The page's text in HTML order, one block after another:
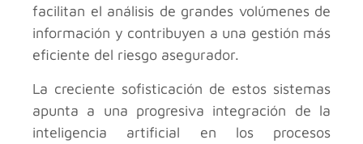
facilitan el análisis de grandes volúmenes de
información y contribuyen a una gestión más
eficiente del riesgo asegurador.
La creciente sofisticación de estos sistemas
apunta a una progresiva integración de la
inteligencia artificial en los procesos